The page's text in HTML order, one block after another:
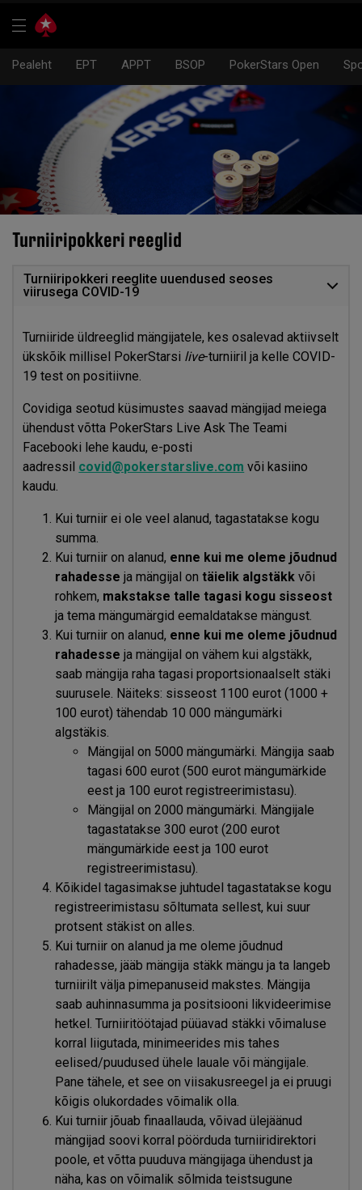
Pealeht EPT APPT BSOP PokerStars Open
Turniiripokkeri reeglid
Turniiripokkeri reeglite uuendused seoses
viirusega COVID-19
Turniiride üldreeglid mängijatele, kes osalevad aktiivselt
ükskõik millisel PokerStarsi live-turniiril ja kelle COVID-
19 test on positiivne.
Covidiga seotud küsimustes saavad mängijad meiega
ühendust võtta PokerStars Live Ask The Teami
Facebooki lehe kaudu, e-posti
aadressil covid@pokerstarslive.com või kasiino
kaudu.
Kui turniir ei ole veel alanud, tagastatakse kogu
summa.
Kui turniir on alanud, enne kui me oleme jõudnud
rahadesse ja mängijal ontäielik algstäkk või
rohkem, makstakse talle tagasi kogu sisseost
ja tema mängumärgid eemaldatakse mängust.
Kui turniir on alanud, enne kui me oleme jõudnud
rahadesse ja mängijal on vähem kui algstäkk,
saab mängija raha tagasi proportsionaalselt stäki
suurusele. Näiteks: sisseost 1100 eurot (1000 +
100 eurot) tähendab 10 000 mängumärki
algstäkis.
Mängijal on 5000 mängumärki. Mängija saab
tagasi 600 eurot (500 eurot mängumärkide
eest ja 100 eurot registreerimistasu).
Mängijal on 2000 mängumärki. Mängijale
tagastatakse 300 eurot (200 eurot
mängumärkide eest ja 100 eurot
registreerimistasu).
Kõikidel tagasimakse juhtudel tagastatakse kogu
registreerimistasu sõltumata sellest, kui suur
protsent stäkist on alles.
Kui turniir on alanud ja me oleme jõudnud
rahadesse, jääb mängija stäkk mängu ja ta langeb
turniirilt välja pimepanuseid makstes. Mängija
saab auhinnasumma ja positsiooni likvideerimise
hetkel. Turniiritöötajad püüavad stäkki võimaluse
korral liigutada, minimeerides mis tahes
eelised/puudused ühele lauale või mängijale.
Pane tähele, et see on viisakusreegel ja ei pruugi
kõigis olukordades võimalik olla.
Kui turniir jõuab finaallauda, võivad ülejäänud
mängijad soovi korral pöörduda turniiridirektori
poole, et võtta puuduva mängijaga ühendust ja
näha, kas on võimalik sõlmida teistsugune